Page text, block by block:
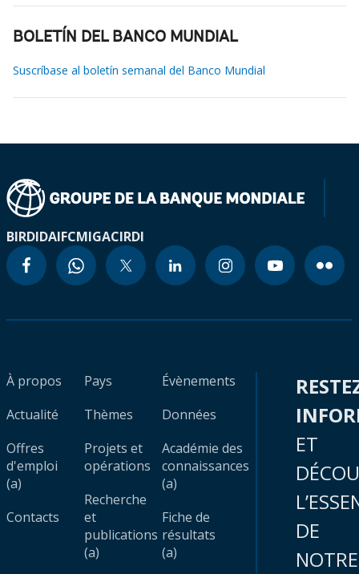
BOLETÍN DEL BANCO MUNDIAL
Suscríbase al boletín semanal del Banco Mundial
BIRDIDAIFCMIGACIRDI
À propos
Actualité
Offres
d'emploi
(a)
Contacts
Pays
Thèmes
Projets et
opérations
Recherche
et
publications
(a)
Évènements
Données
Académie des
connaissances
(a)
Fiche de
résultats
(a)
ET
DE
NOTRE